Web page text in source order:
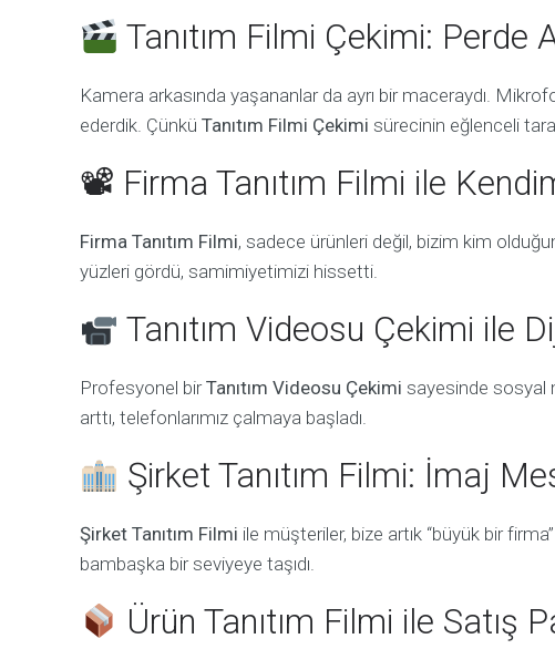
Tanıtım Filmi Çekimi: Perde
Kamera arkasında yaşananlar da ayrı bir maceraydı.
ederdik. Çünkü Tanıtım Filmi Çekimi sürecinin eğlenceli
📽 Firma Tanıtım Filmi ile
Firma Tanıtım Filmi, sadece ürünleri değil, bizim kim
yüzleri gördü, samimiyetimizi hissetti.
Tanıtım Videosu Çekimi ile
Profesyonel birTanıtım Videosu Çekimi sayesinde sosyal
arttı, telefonlarımız çalmaya başladı.
Şirket Tanıtım Filmi: İmaj
Şirket Tanıtım Filmi ile müşteriler, bize artık “büyük bir
bambaşka bir seviyeye taşıdı.
Ürün Tanıtım Filmi ile Satış